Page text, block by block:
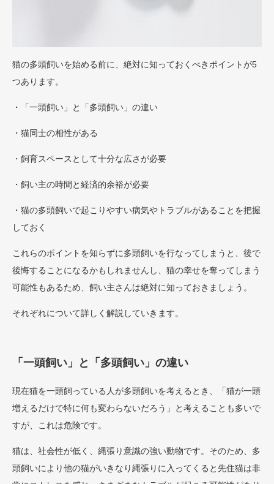
猫の多頭飼いを始める前に、絶対に知っておくべきポイントが5
つあります。
・「一頭飼い」と「多頭飼い」の違い
・猫同士の相性がある
・飼育スペースとして十分な広さが必要
・飼い主の時間と経済的余裕が必要
・猫の多頭飼いで起こりやすい病気やトラブルがあることを把握
しておく
これらのポイントを知らずに多頭飼いを行なってしまうと、後で
後悔することになるかもしれませんし、猫の幸せを奪ってしまう
可能性もあるため、飼い主さんは絶対に知っておきましょう。
それぞれについて詳しく解説していきます。
「一頭飼い」と「多頭飼い」の違い
現在猫を一頭飼っている人が多頭飼いを考えるとき、「猫が一頭
増えるだけで特に何も変わらないだろう」と考えることも多いで
すが、これは危険です。
猫は、社会性が低く、縄張り意識の強い動物です。そのため、多
頭飼いにより他の猫がいきなり縄張りに入ってくると先住猫は非